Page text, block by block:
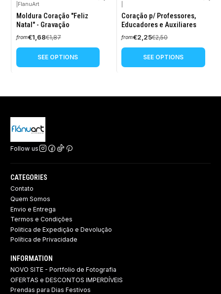
-10%
OFF
FlanuArt
Moldura Coração "Feliz
Natal" - Gravação
from€1,68€1,87
SEE OPTIONS
-10%
OFF
Coração p/ Professores,
Educadores e Auxiliares
from€2,25€2,50
SEE OPTIONS
Follow us
CATEGORIES
Contato
Quem Somos
Envio e Entrega
Termos e Condições
Politica de Expedição e Devolução ​
Política de Privacidade
INFORMATION
NOVO SITE - Portfolio de Fotografia
OFERTAS e DESCONTOS IMPERDÍVEIS
Prendas para Dias Festivos